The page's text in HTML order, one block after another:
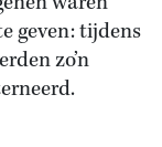
geven: tijdens
zo’n